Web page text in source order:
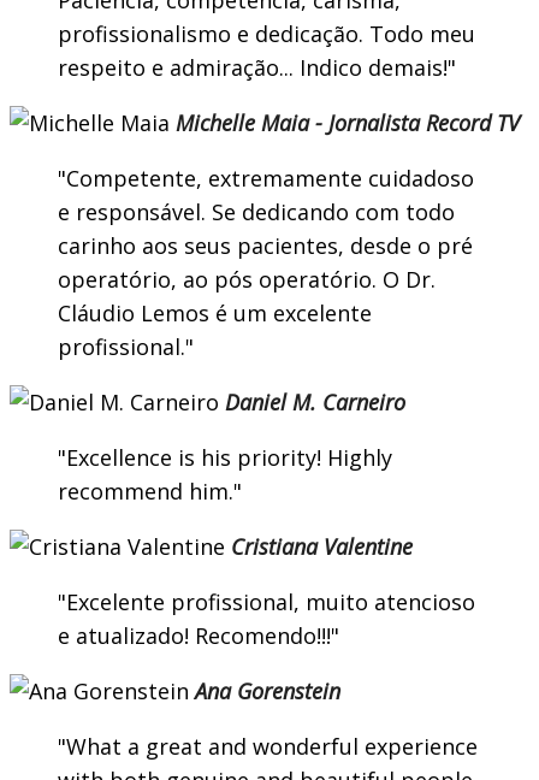
profissionalismo e dedicação. Todo meu
respeito e admiração... Indico demais!
Michelle Maia - Jornalista Record TV
Competente, extremamente cuidadoso
e responsável. Se dedicando com todo
carinho aos seus pacientes, desde o pré
operatório, ao pós operatório. O Dr.
Cláudio Lemos é um excelente
profissional.
Daniel M. Carneiro
Excellence is his priority! Highly
recommend him.
Cristiana Valentine
Excelente profissional, muito atencioso
e atualizado! Recomendo!!!
Ana Gorenstein
What a great and wonderful experience